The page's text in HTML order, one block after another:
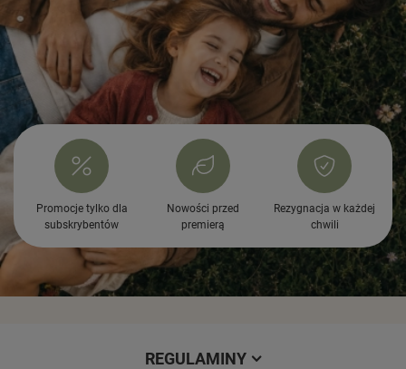
Promocje tylko dla
subskrybentów
Nowości przed
premierą
Rezygnacja w każdej
chwili
REGULAMINY